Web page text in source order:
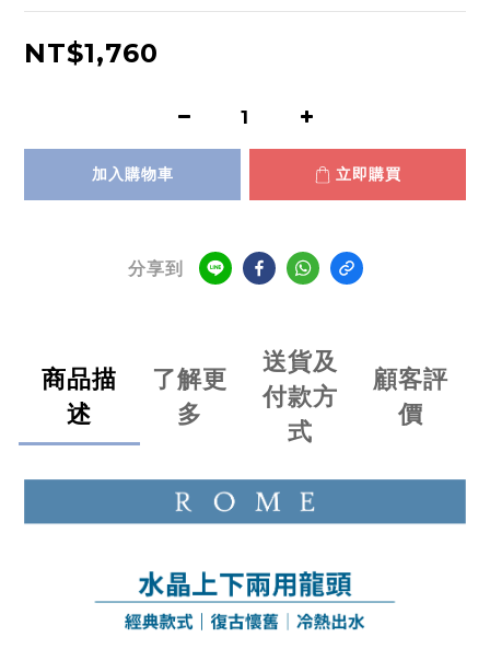
NT$1,760
加入購物車 立即購買
分享到
商品描
述
了解更
多
送貨及
付款方
式
顧客評
價